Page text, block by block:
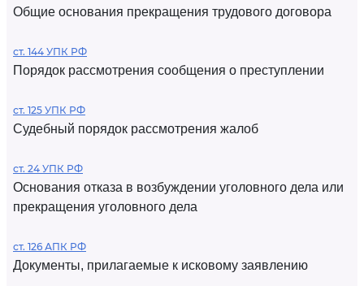
Общие основания прекращения трудового договора
ст. 144 УПК РФ
Порядок рассмотрения сообщения о преступлении
ст. 125 УПК РФ
Судебный порядок рассмотрения жалоб
ст. 24 УПК РФ
Основания отказа в возбуждении уголовного дела или
прекращения уголовного дела
ст. 126 АПК РФ
Документы, прилагаемые к исковому заявлению